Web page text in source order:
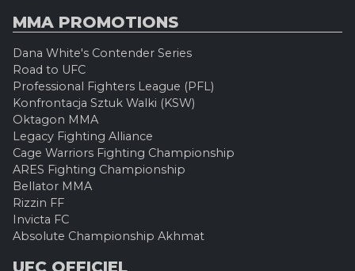
MMA PROMOTIONS
Dana White's Contender Series
Road to UFC
Professional Fighters League (PFL)
Konfrontacja Sztuk Walki (KSW)
Oktagon MMA
Legacy Fighting Alliance
Cage Warriors Fighting Championship
ARES Fighting Championship
Bellator MMA
Rizzin FF
Invicta FC
Absolute Championship Akhmat